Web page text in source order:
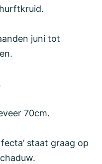
juni tot
70cm.
staat graag op